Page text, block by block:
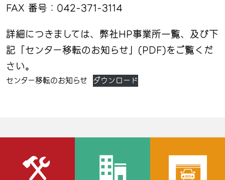
FAX 番号：042-371-3114
詳細につきましては、弊社HP事業所一覧、及び下
記「センター移転のお知らせ」(PDF)をご覧くだ
さい。
センター移転のお知らせ ダウンロード